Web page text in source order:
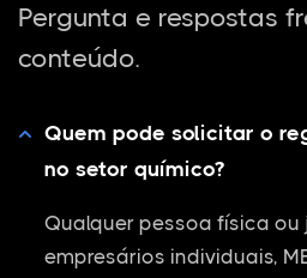
Pergunta e respostas
conteúdo.
Quem pode solicitar o
no setor químico?
Qualquer pessoa física
empresários individuais,